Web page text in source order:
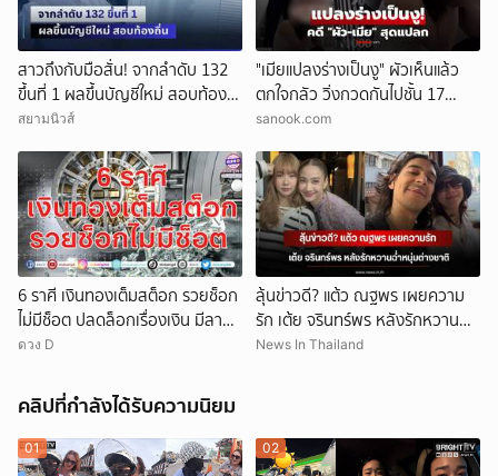
สาวถึงกับมือสั่น! จากลำดับ 132
ขึ้นที่ 1 ผลขึ้นบัญชีใหม่ สอบท้อง
ถิ่น
สยามนิวส์
"เมียแปลงร่างเป็นงู" ผัวเห็นแล้ว
ตกใจกลัว วิ่งกวดกันไปชั้น 17
ตร.เผยบทสรุปคดีสุดแปลก!
sanook.com
6 ราศี เงินทองเต็มสต็อก รวยช็อก
ไม่มีช็อต ปลดล็อกเรื่องเงิน มีลาภ
ลอยจ่อคิว
ดวง D
ลุ้นข่าวดี? แต้ว ณฐพร เผยความ
รัก เต้ย จรินทร์พร หลังรักหวานฉ่ำ
หนุ่มต่างชาติ
News In Thailand
คลิปที่กำลังได้รับความนิยม
01 02